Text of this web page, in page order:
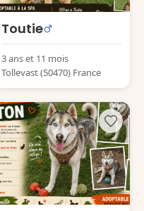
Toutie
3 ans et 11 mois
Tollevast (50470) France